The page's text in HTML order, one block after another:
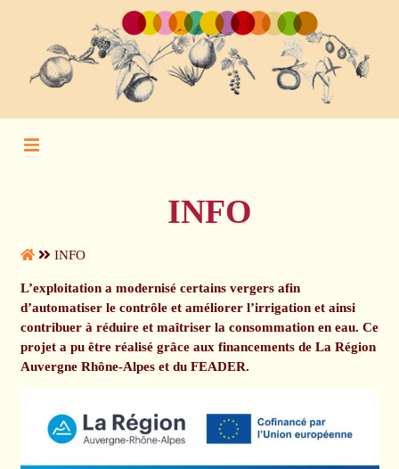
INFO
INFO
L’exploitation a modernisé certains vergers afin
d’automatiser le contrôle et améliorer l’irrigation et ainsi
contribuer à réduire et maîtriser la consommation en eau. Ce
projet a pu être réalisé grâce aux financements de La Région
Auvergne Rhône-Alpes et du FEADER.